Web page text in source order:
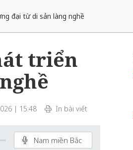
đại từ di sản làng nghề
triển
| 15:48 In bài viết
Nam miền Bắc